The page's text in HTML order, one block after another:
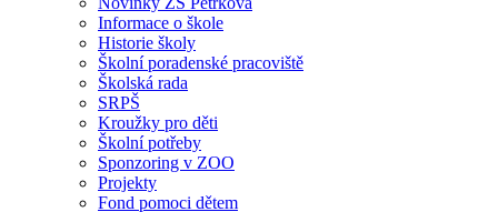
Informace o škole
Historie školy
Školní poradenské pracoviště
Školská rada
SRPŠ
Kroužky pro děti
Školní potřeby
Sponzoring v ZOO
Projekty
Fond pomoci dětem